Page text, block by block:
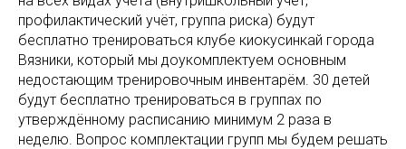
профилактический учёт, группа риска) будут
бесплатно тренироваться клубе киокусинкай города
Вязники, который мы доукомплектуем основным
недостающим тренировочным инвентарём. 30 детей
будут бесплатно тренироваться в группах по
утверждённому расписанию минимум 2 раза в
неделю. Вопрос комплектации групп мы будем решать